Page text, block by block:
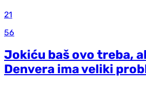
21
56
Jokiću baš ovo treba,
Denvera ima veliki